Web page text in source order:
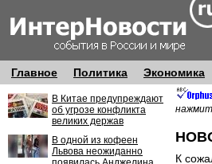
Главное Политика Экономика
В Китае предупреждают
об угрозе конфликта
великих держав
В одной из кофеен
Львова неожиданно
К